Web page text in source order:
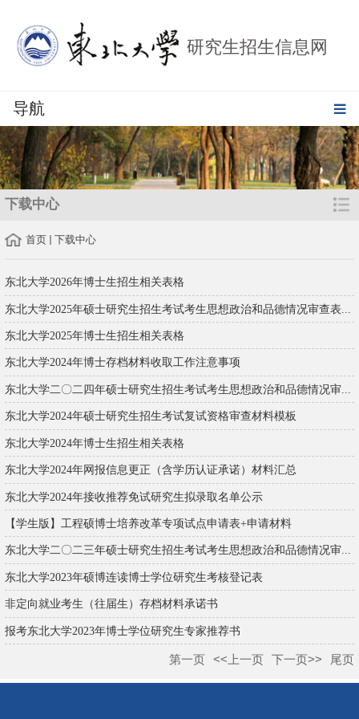
研究生招生信息网
导航
下载中心
首页 下载中心
东北大学2026年博士生招生相关表格
东北大学2025年硕士研究生招生考试考生思想政治和品德情况审查表...
东北大学2025年博士生招生相关表格
东北大学2024年博士存档材料收取工作注意事项
东北大学二〇二四年硕士研究生招生考试考生思想政治和品德情况审...
东北大学2024年硕士研究生招生考试复试资格审查材料模板
东北大学2024年博士生招生相关表格
东北大学2024年网报信息更正（含学历认证承诺）材料汇总
东北大学2024年接收推荐免试研究生拟录取名单公示
【学生版】工程硕博士培养改革专项试点申请表+申请材料
东北大学二〇二三年硕士研究生招生考试考生思想政治和品德情况审...
东北大学2023年硕博连读博士学位研究生考核登记表
非定向就业考生（往届生）存档材料承诺书
报考东北大学2023年博士学位研究生专家推荐书
第一页 <<上一页 下一页>> 尾页